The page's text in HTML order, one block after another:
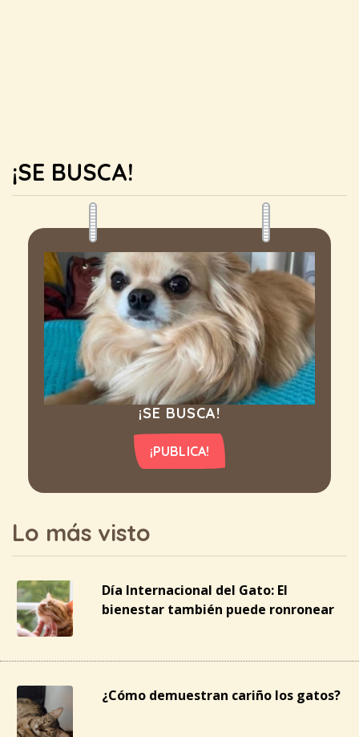
¡SE BUSCA!
¡SE BUSCA!
¡PUBLICA!
Lo más visto
Día Internacional del Gato: El
bienestar también puede ronronear
¿Cómo demuestran cariño los gatos?